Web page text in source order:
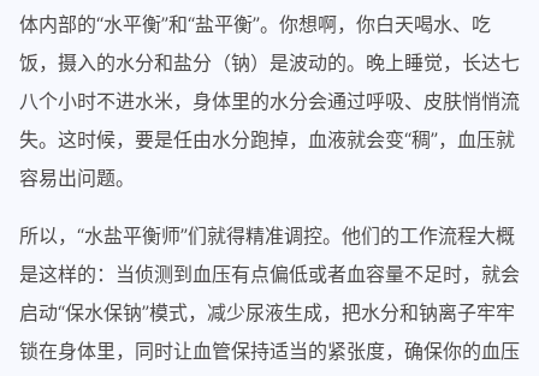
体内部的“水平衡”和“盐平衡”。你想啊，你白天喝水、吃
饭，摄入的水分和盐分（钠）是波动的。晚上睡觉，长达七
八个小时不进水米，身体里的水分会通过呼吸、皮肤悄悄流
失。这时候，要是任由水分跑掉，血液就会变“稠”，血压就
容易出问题。
所以，“水盐平衡师”们就得精准调控。他们的工作流程大概
是这样的：当侦测到血压有点偏低或者血容量不足时，就会
启动“保水保钠”模式，减少尿液生成，把水分和钠离子牢牢
锁在身体里，同时让血管保持适当的紧张度，确保你的血压